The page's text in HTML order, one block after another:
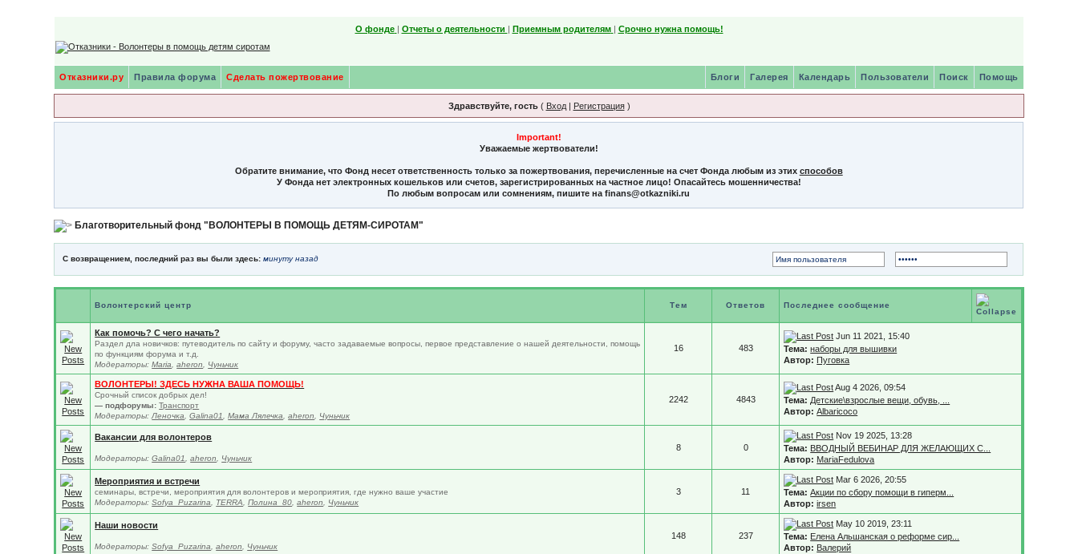
О фонде | Отчеты о деятельности | Приемным родителям | Срочно нужна помощь!
Отказники.ру Правила форума Сделать пожертвование Помощь
Поиск
Пользователи
Календарь
Галерея
Блоги
Здравствуйте, гость( Вход| Регистрация)
Important!
Уважаемые жертвователи!
Обратите внимание, что Фонд несет ответственность только за пожертвования, перечисленные на счет Фонда любым из этих способов
У Фонда нет электронных кошельков или счетов, зарегистрированных на частное лицо! Опасайтесь мошенничества!
По любым вопросам или сомнениям, пишите на finans@otkazniki.ru
Благотворительный фонд "ВОЛОНТЕРЫ В ПОМОЩЬ ДЕТЯМ-СИРОТАМ"
С возвращением, последний раз вы были здесь:минуту назад
Волонтерский центр Тем Ответов Последнее сообщение
Как помочь? С чего начать?
Раздел дла новичков: путеводитель по сайту и форуму, часто задаваемые вопросы, первое представление о нашей деятельности, помощь
по функциям форума и т.д.
Модераторы:Maria ,aheron Чуньчик
16 483
Jun 11 2021, 15:40
Тема: наборы для вышивки
Автор: Пуговка
ВОЛОНТЕРЫ! ЗДЕСЬ НУЖНА ВАША ПОМОЩЬ!
Срочный список добрых дел!
— подфорумы: Транспорт
Модераторы:Леночка ,Galina01 ,Мама Лялечка ,aheron Чуньчик
2242 4843
Aug 4 2026, 09:54
Тема: Детские\взрослые вещи, обувь, ...
Автор: Albaricoco
Вакансии для волонтеров
Модераторы:Galina01 ,aheron Чуньчик
8 0
Nov 19 2025, 13:28
Тема: ВВОДНЫЙ ВЕБИНАР ДЛЯ ЖЕЛАЮЩИХ С...
Автор: MariaFedulova
Мероприятия и встречи
семинары, встречи, мероприятия для волонтеров и мероприятия, где нужно ваше участие
Модераторы:Sofya_Puzarina TERRA ,Полина_80 ,aheron Чуньчик
3 11
Mar 6 2026, 20:55
Тема: Акции по сбору помощи в гиперм...
Автор: irsen
Наши новости
Модераторы:Sofya_Puzarina ,aheron Чуньчик
148 237
May 10 2019, 23:11
Тема: Елена Альшанская о реформе сир...
Автор: Валерий